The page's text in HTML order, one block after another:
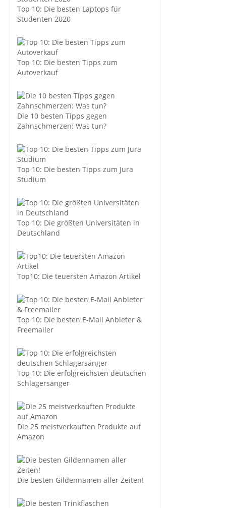
Top 10: Die besten Laptops für
Studenten 2020
Top 10: Die besten Tipps zum
Autoverkauf
Die 10 besten Tipps gegen
Zahnschmerzen: Was tun?
Top 10: Die besten Tipps zum Jura
Studium
Top 10: Die größten Universitäten in
Deutschland
Top10: Die teuersten Amazon Artikel
Top 10: Die besten E-Mail Anbieter &
Freemailer
Top 10: Die erfolgreichsten deutschen
Schlagersänger
Die 25 meistverkauften Produkte auf
Amazon
Die besten Gildennamen aller Zeiten!